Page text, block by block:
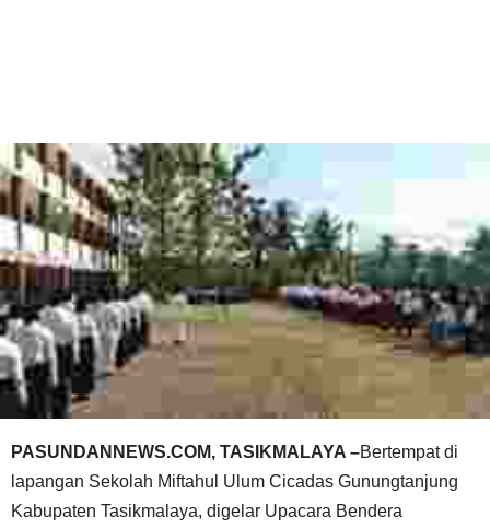
PASUNDANNEWS.COM, TASIKMALAYA –Bertempat di
lapangan Sekolah Miftahul Ulum Cicadas Gunungtanjung
Kabupaten Tasikmalaya, digelar Upacara Bendera